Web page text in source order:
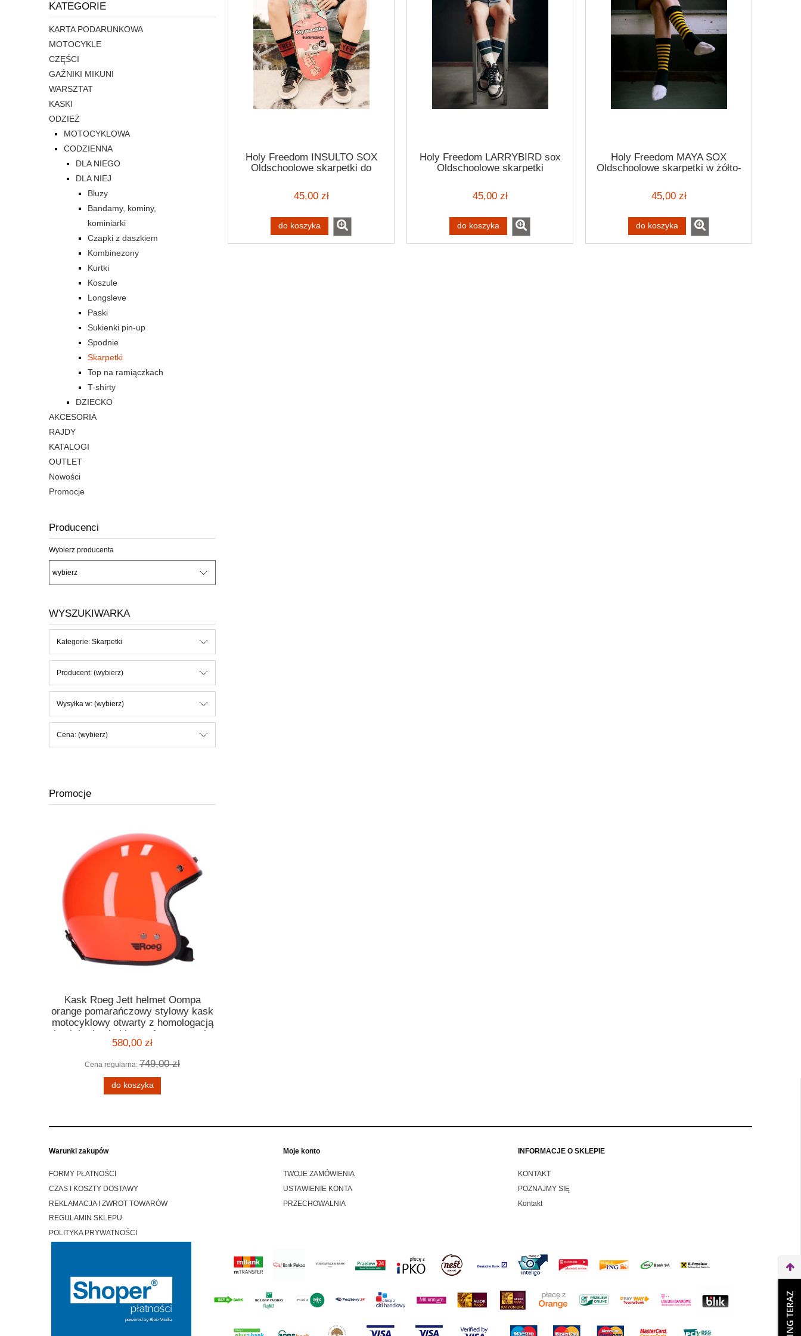
KATEGORIE
KARTA PODARUNKOWA
MOTOCYKLE
CZĘŚCI
GAŹNIKI MIKUNI
WARSZTAT
KASKI
ODZIEŻ
MOTOCYKLOWA
CODZIENNA
DLA NIEGO
DLA NIEJ
Bluzy
Bandamy, kominy,
kominiarki
Czapki z daszkiem
Kombinezony
Kurtki
Koszule
Longsleve
Paski
Sukienki pin-up
Spodnie
Skarpetki
Top na ramiączkach
T-shirty
DZIECKO
AKCESORIA
RAJDY
KATALOGI
OUTLET
Nowości
Promocje
Producenci
Wybierz producenta
WYSZUKIWARKA
Kategorie: Skarpetki
Producent: (wybierz)
Wysyłka w: (wybierz)
Cena: (wybierz)
Promocje
Kask Roeg Jett helmet Oompa
orange pomarańczowy stylowy kask
motocyklowy otwarty z homologacją
kask harley bobber cafe racer style
580,00 zł
Cena regularna: 749,00 zł
do koszyka
Holy Freedom INSULTO SOX
Oldschoolowe skarpetki do
45,00 zł
do koszyka
Holy Freedom LARRYBIRD sox
Oldschoolowe skarpetki
45,00 zł
do koszyka
Holy Freedom MAYA SOX
Oldschoolowe skarpetki w żółto-
45,00 zł
do koszyka
Warunki zakupów
FORMY PŁATNOŚCI
CZAS I KOSZTY DOSTAWY
REKLAMACJA I ZWROT TOWARÓW
REGULAMIN SKLEPU
POLITYKA PRYWATNOŚCI
Moje konto
TWOJE ZAMÓWIENIA
USTAWIENIE KONTA
PRZECHOWALNIA
INFORMACJE O SKLEPIE
KONTAKT
POZNAJMY SIĘ
Kontakt